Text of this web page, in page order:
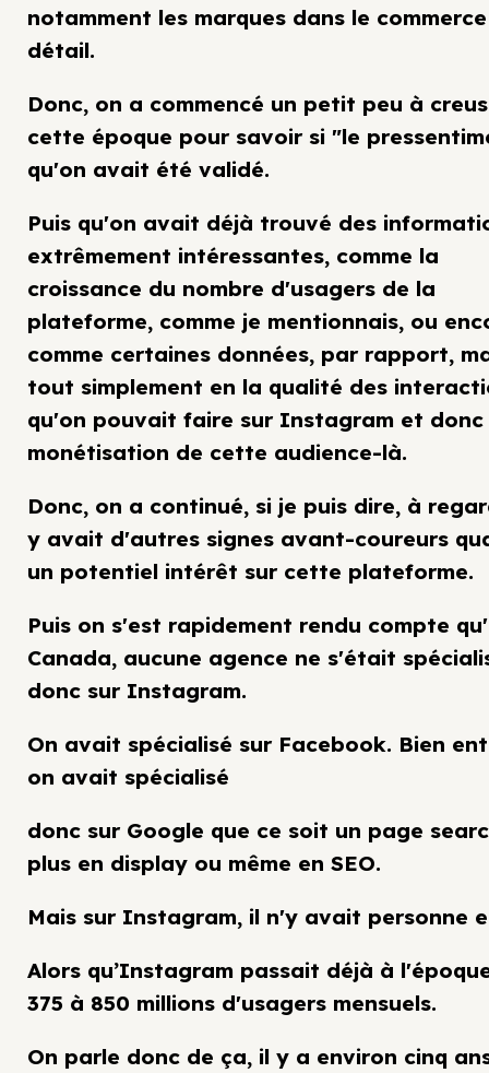
notamment les marques dans le
détail.
Donc, on a commencé un petit peu à
cette époque pour savoir si "le
qu'on avait été validé.
Puis qu'on avait déjà trouvé des
extrêmement intéressantes, comme la
croissance du nombre d'usagers de la
plateforme, comme je mentionnais, ou
comme certaines données, par rapport,
tout simplement en la qualité des
qu'on pouvait faire sur Instagram et donc
monétisation de cette audience-là.
Donc, on a continué, si je puis dire, à
y avait d'autres signes avant-coureurs
un potentiel intérêt sur cette plateforme.
Puis on s'est rapidement rendu compte
Canada, aucune agence ne s'était
donc sur Instagram.
On avait spécialisé sur Facebook. Bien
on avait spécialisé
donc sur Google que ce soit un page
plus en display ou même en SEO.
Mais sur Instagram, il n'y avait personne
Alors qu’Instagram passait déjà à
375 à 850 millions d'usagers mensuels.
On parle donc de ça, il y a environ cinq